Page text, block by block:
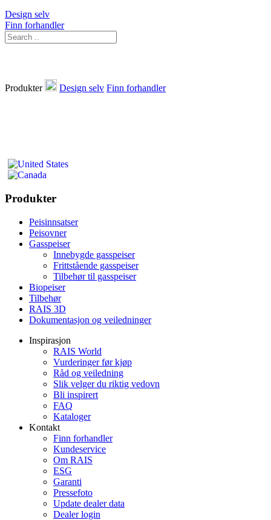
Design selv
Finn forhandler
Produkter Design selv Finn forhandler
Produkter
Peisinnsatser
Peisovner
Gasspeiser
Innebygde gasspeiser
Frittstående gasspeiser
Tilbehør til gasspeiser
Biopeiser
Tilbehør
RAIS 3D
Dokumentasjon og veiledninger
Inspirasjon
RAIS World
Vurderinger før kjøp
Råd og veiledning
Slik velger du riktig vedovn
Bli inspirert
FAQ
Kataloger
Kontakt
Finn forhandler
Kundeservice
Om RAIS
ESG
Garanti
Pressefoto
Update dealer data
Dealer login